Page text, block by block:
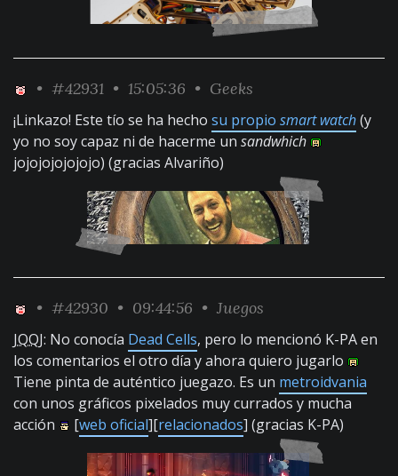
• #42931 • 15:05:36 • Geeks
¡Linkazo! Este tío se ha hecho su propio smart watch(y
yo no soy capaz ni de hacerme un sandwhich
jojojojojojojo) (gracias Alvariño)
• #42930 • 09:44:56 • Juegos
JQQJ: No conocía Dead Cells, pero lo mencionó K-PA en
los comentarios el otro día y ahora quiero jugarlo
Tiene pinta de auténtico juegazo. Es un metroidvania
con unos gráficos pixelados muy currados y mucha
acción
[web oficial][relacionados] (gracias K-PA)